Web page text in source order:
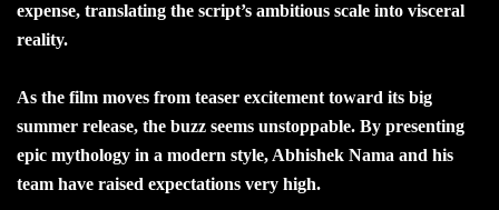
expense, translating the script’s ambitious scale into visceral
reality.
As the film moves from teaser excitement toward its big
summer release, the buzz seems unstoppable. By presenting
epic mythology in a modern style, Abhishek Nama and his
team have raised expectations very high.